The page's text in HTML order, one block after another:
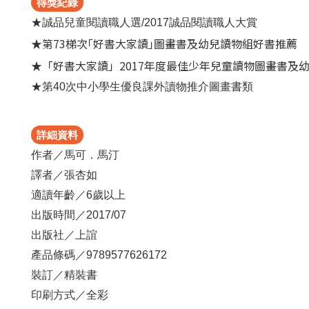
得獎紀錄
★誠品兒童閱讀職人選/2017誠品閱讀職人大賞
★第73梯次｢好書大家讀｣圖畫書及幼兒讀物組好書推薦
★「好書大家讀」2017年度最佳少年兒童讀物圖畫書及
★第40次中小學生優良課外讀物推介圖畫書類
詳細資料
作者／馬可．馬汀
譯者／張杏如
適讀年齡／6歲以上
出版時間／2017/07
出版社／上誼
產品條碼／9789577626172
裝訂／精裝書
印刷方式／全彩